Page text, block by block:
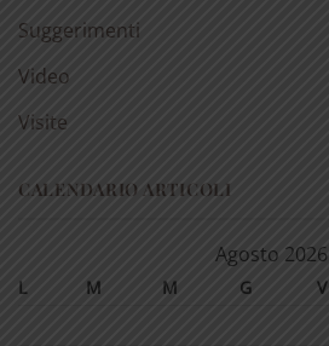
Suggerimenti
Video
Visite
CALENDARIO ARTICOLI
Agosto 2026
L M M G V